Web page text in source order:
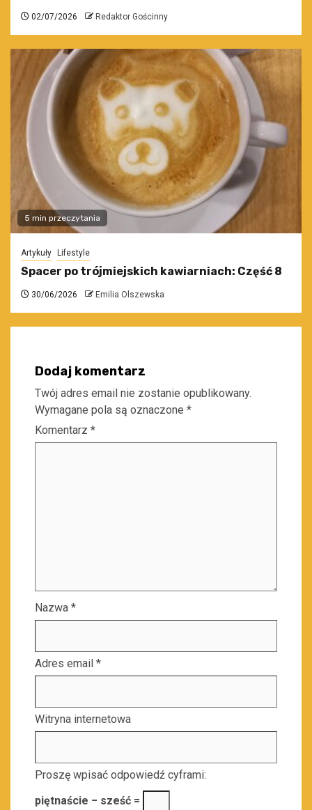
02/07/2026 Redaktor Gościnny
5 min przeczytania
Artykuły Lifestyle
Spacer po trójmiejskich kawiarniach: Część 8
30/06/2026 Emilia Olszewska
Dodaj komentarz
Twój adres email nie zostanie opublikowany.
Wymagane pola są oznaczone *
Komentarz *
Nazwa *
Adres email *
Witryna internetowa
Proszę wpisać odpowiedź cyframi:
piętnaście − sześć =